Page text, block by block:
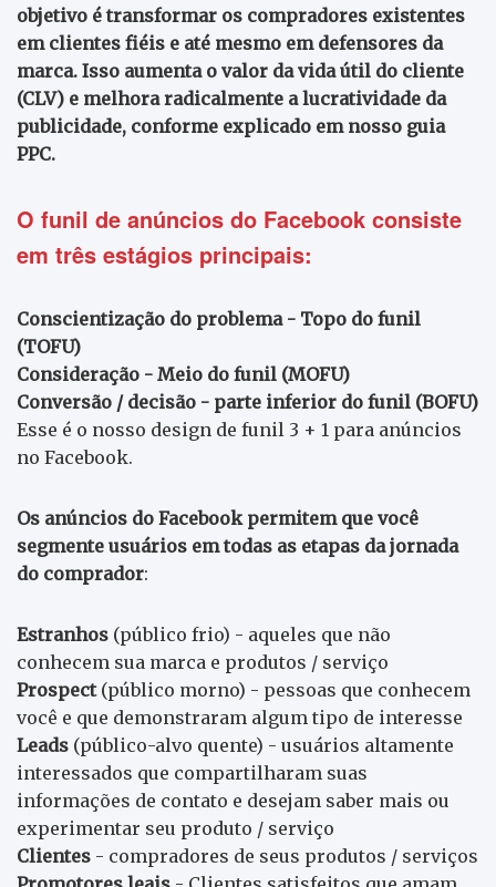
objetivo é transformar os compradores existentes
em clientes fiéis e até mesmo em defensores da
marca. Isso aumenta o valor da vida útil do cliente
(CLV) e melhora radicalmente a lucratividade da
publicidade, conforme explicado em nosso guia
PPC.
O funil de anúncios do Facebook consiste
em três estágios principais:
Conscientização do problema - Topo do funil
(TOFU)
Consideração - Meio do funil (MOFU)
Conversão / decisão - parte inferior do funil (BOFU)
Esse é o nosso design de funil 3 + 1 para anúncios
no Facebook.
Os anúncios do Facebook permitem que você
segmente usuários em todas as etapas da jornada
do comprador:
Estranhos (público frio) - aqueles que não
conhecem sua marca e produtos / serviço
Prospect(público morno) - pessoas que conhecem
você e que demonstraram algum tipo de interesse
Leads (público-alvo quente) - usuários altamente
interessados que compartilharam suas
informações de contato e desejam saber mais ou
experimentar seu produto / serviço
Clientes - compradores de seus produtos / serviços